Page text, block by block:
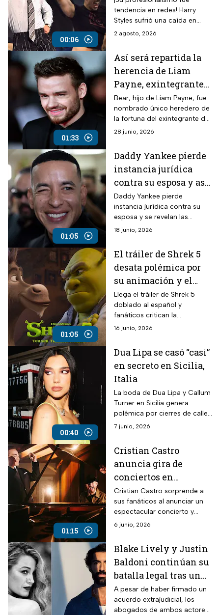
00:06
tendencia en redes! Harry
Styles sufrió una caída en
pleno concierto, pero se
2 agosto, 2026
01:33
Así será repartida la
herencia de Liam
Payne, exintegrante
de One Direction
Bear, hijo de Liam Payne, fue
nombrado único heredero de
la fortuna del exintegrante de
One Direction, valuada en 29
28 junio, 2026
01:05
Daddy Yankee pierde
instancia jurídica
contra su esposa y así
se dividirá su fortuna
Daddy Yankee pierde
instancia jurídica contra su
esposa y se revelan las
medidas legales que definirán
18 junio, 2026
01:05
El tráiler de Shrek 5
desata polémica por
su animación y el
cambio de su voz
principal
Llega el tráiler de Shrek 5
doblado al español y
fanáticos critican la
animación, además de
16 junio, 2026
00:40
Dua Lipa se casó “casi”
en secreto en Sicilia,
Italia
La boda de Dua Lipa y Callum
Turner en Sicilia genera
polémica por cierres de calles
y restricciones en el centro
7 junio, 2026
01:15
Cristian Castro
anuncia gira de
conciertos en
homenaje a José José
al estilo sinfónico
Cristian Castro sorprende a
sus fanáticos al anunciar un
espectacular concierto y
disco tributo para revivir los
6 junio, 2026
Blake Lively y Justin
Baldoni continúan su
batalla legal tras un
acuerdo millonario
A pesar de haber firmado un
acuerdo extrajudicial, los
abogados de ambos actores